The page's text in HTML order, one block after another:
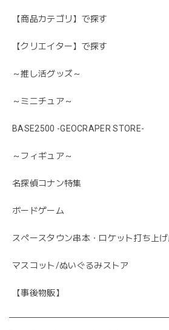
【商品カテゴリ】で探す
【クリエイター】で探す
～推し活グッズ～
～ミニチュア～
BASE2500 -GEOCRAPER STORE-
～フィギュア～
名探偵コナン特集
ボードゲーム
スペースタウン串本・ロケット打ち上
マスコット/ぬいぐるみストア
【事後物販】